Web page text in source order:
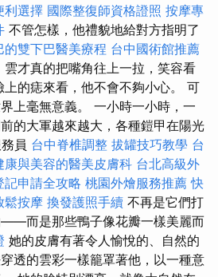
利選擇 國際整復師資格證照 按摩專
不管怎樣，他禮貌地給對方指明了
雙下巴醫美療程 台中國術館推薦
雲才真的把嘴角往上一拉，笑容看
的痣來看，他不會不夠小心。 可
上毫無意義。 一小時一小時，一
的大軍越來越大，各種鎧甲在陽光
員 台中脊椎調整 拔罐技巧教學 台
康與美容的醫美皮膚科 台北高級外
記申請全攻略 桃園外燴服務推薦快
鬆按摩 換發護照手續 不再是它們打
而是那些鴨子像花瓣一樣美麗而
她的皮膚有著令人愉悅的、自然的
透的雲彩一樣籠罩著他，以一種意